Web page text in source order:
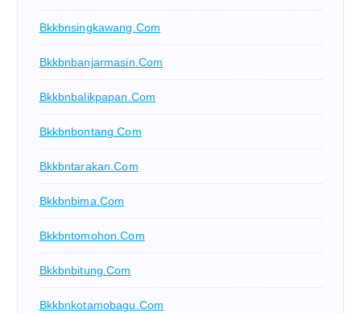
Bkkbnsingkawang.com
Bkkbnbanjarmasin.com
Bkkbnbalikpapan.com
Bkkbnbontang.com
Bkkbntarakan.com
Bkkbnbima.com
Bkkbntomohon.com
Bkkbnbitung.com
Bkkbnkotamobagu.com